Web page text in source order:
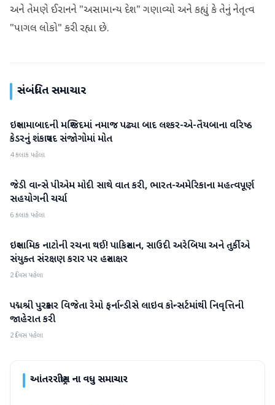
અને તેમણે ઈરાનને "અસામાન્ય દેશ" ગણાવ્યો અને કહ્યું કે તેનું નેતૃત્વ
"પાગલ લોકો" કરી રહ્યા છે.
સંબંધિત સમાચાર
આંતરરાષ્ટ્રીય
ઇસ્લામાબાદની મસ્જિદમાં નમાજ પઢ્યા બાદ લશ્કર-એ-તૈયબાના વરિષ્ઠ
કેડરનું શંકાસ્પદ સંજોગોમાં મોત
4 કલાક પહેલા
આંતરરાષ્ટ્રીય
જેડી વાન્સે પીએમ મોદી સાથે વાત કરી, ભારત-અમેરિકાના મહત્વપૂર્ણ
સહયોગની ચર્ચા
6 કલાક પહેલા
આંતરરાષ્ટ્રીય
ઇસ્લામિક નાટોની રચના થઈ! પાકિસ્તાન, સાઉદી અરેબિયા અને તુર્કીએ
સંયુક્ત સંરક્ષણ કરાર પર હસ્તાક્ષર
2 દિવસ પહેલા
આંતરરાષ્ટ્રીય
પદ્મશ્રી પુરસ્કાર વિજેતા રેમો ફર્નાન્ડીસે લાઇવ કોન્સર્ટમાંથી નિવૃત્તિની
જાહેરાત કરી
2 દિવસ પહેલા
આંતરરાષ્ટ્રીયના વધુ સમાચાર